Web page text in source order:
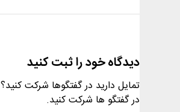
دیدگاه خود را ثبت کنید
تمایل دارید در گفتگوها شرکت کنید؟
در گفتگو ها شرکت کنید.